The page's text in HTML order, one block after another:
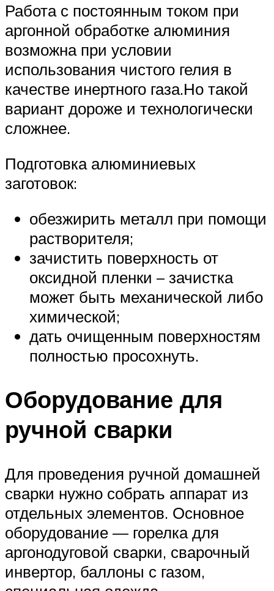
Работа с постоянным током при
аргонной обработке алюминия
возможна при условии
использования чистого гелия в
качестве инертного газа.Но такой
вариант дороже и технологически
сложнее.
Подготовка алюминиевых
заготовок:
обезжирить металл при помощи
растворителя;
зачистить поверхность от
оксидной пленки – зачистка
может быть механической либо
химической;
дать очищенным поверхностям
полностью просохнуть.
Оборудование для
ручной сварки
Для проведения ручной домашней
сварки нужно собрать аппарат из
отдельных элементов. Основное
оборудование — горелка для
аргонодуговой сварки, сварочный
инвертор, баллоны с газом,